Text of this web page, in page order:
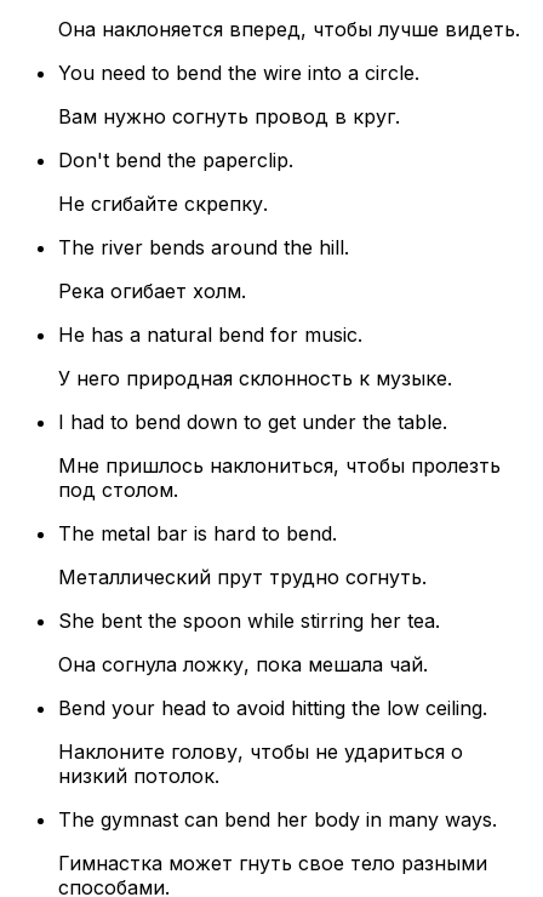
Она наклоняется вперед, чтобы лучше видеть.
You need to bend the wire into a circle.
Вам нужно согнуть провод в круг.
Don't bend the paperclip.
Не сгибайте скрепку.
The river bends around the hill.
Река огибает холм.
He has a natural bend for music.
У него природная склонность к музыке.
I had to bend down to get under the table.
Мне пришлось наклониться, чтобы пролезть
под столом.
The metal bar is hard to bend.
Металлический прут трудно согнуть.
She bent the spoon while stirring her tea.
Она согнула ложку, пока мешала чай.
Bend your head to avoid hitting the low ceiling.
Наклоните голову, чтобы не удариться о
низкий потолок.
The gymnast can bend her body in many ways.
Гимнастка может гнуть свое тело разными
способами.